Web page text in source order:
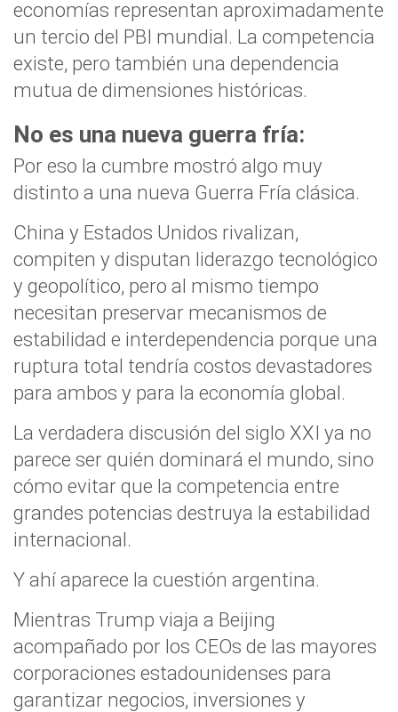
economías representan aproximadamente
un tercio del PBI mundial. La competencia
existe, pero también una dependencia
mutua de dimensiones históricas.
No es una nueva guerra fría:
Por eso la cumbre mostró algo muy
distinto a una nueva Guerra Fría clásica.
China y Estados Unidos rivalizan,
compiten y disputan liderazgo tecnológico
y geopolítico, pero al mismo tiempo
necesitan preservar mecanismos de
estabilidad e interdependencia porque una
ruptura total tendría costos devastadores
para ambos y para la economía global.
La verdadera discusión del siglo XXI ya no
parece ser quién dominará el mundo, sino
cómo evitar que la competencia entre
grandes potencias destruya la estabilidad
internacional.
Y ahí aparece la cuestión argentina.
Mientras Trump viaja a Beijing
acompañado por los CEOs de las mayores
corporaciones estadounidenses para
garantizar negocios, inversiones y